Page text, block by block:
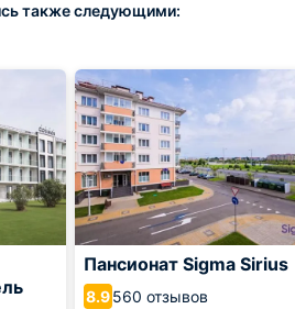
также следующими:
Пансионат Sigma Sirius
8.9560 отзывов